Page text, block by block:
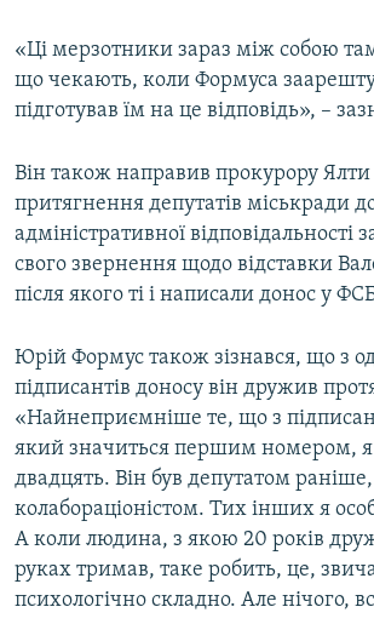
«Ці мерзотники зараз між собою
що чекають, коли Формуса
підготував їм на це відповідь», –
Він також направив прокурору Ялти
притягнення депутатів міськради
адміністративної відповідальності
свого звернення щодо відставки
після якого ті і написали донос у
Юрій Формус також зізнався, що з
підписантів доносу він дружив
«Найнеприємніше те, що з
який значиться першим номером, я
двадцять. Він був депутатом раніше,
колабораціоністом. Тих інших я
А коли людина, з якою 20 років
руках тримав, таке робить, це,
психологічно складно. Але нічого,